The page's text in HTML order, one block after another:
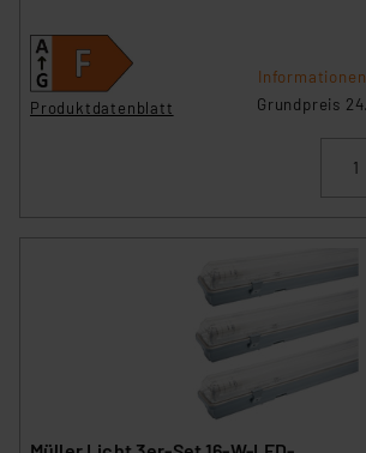
Produktdatenblatt
Grundpreis